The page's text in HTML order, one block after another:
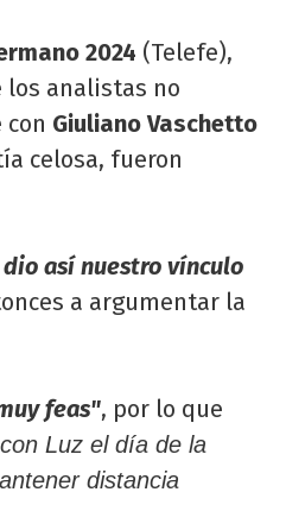
2024 (Telefe),
analistas no
Giuliano Vaschetto
celosa, fueron
así nuestro vínculo
a argumentar la
feas", por lo que
Luz el día de la
distancia